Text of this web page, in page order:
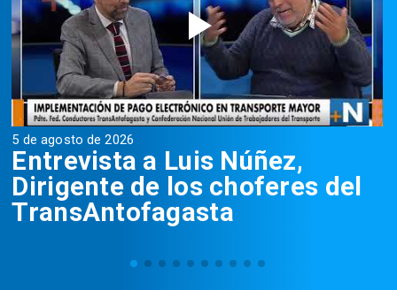
5 de agosto de 2026
Entrevista a Luis Núñez,
Dirigente de los choferes del
TransAntofagasta